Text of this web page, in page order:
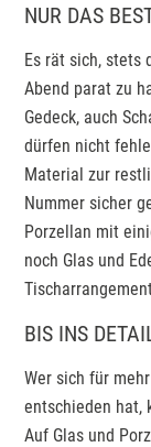
NUR DAS
Es rät sich, stets
Abend parat zu
Gedeck, auch
dürfen nicht
Material zur
Nummer sicher
Porzellan mit
noch Glas und
BIS INS
Wer sich für
entschieden hat,
Auf Glas und